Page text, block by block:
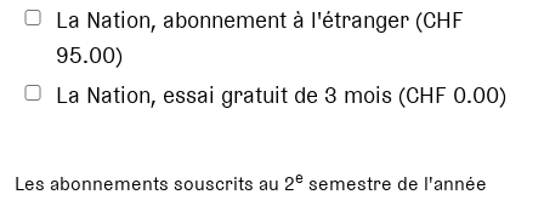
La Nation, abonnement à l'étranger (CHF
95.00)
La Nation, essai gratuit de 3 mois (CHF 0.00)
Les abonnements souscrits au 2e semestre de l'année